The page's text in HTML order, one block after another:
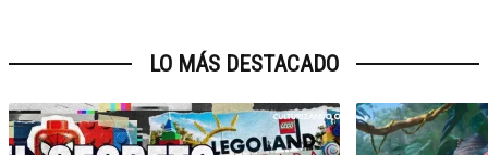
LO MÁS DESTACADO